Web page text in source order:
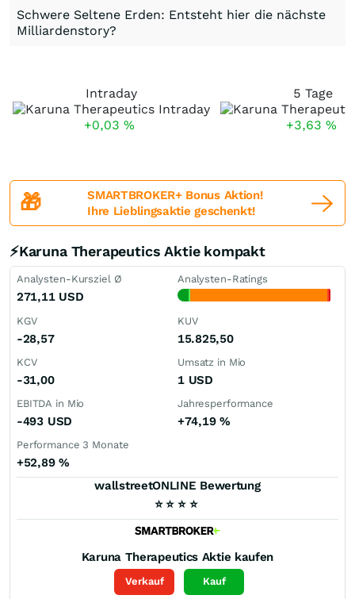
Schwere Seltene Erden: Entsteht hier die nächste
Milliardenstory?
Intraday
+0,03 %
5 Tage
+3,63 %
🎁
SMARTBROKER+ Bonus Aktion!
Ihre Lieblingsaktie geschenkt!
⚡Karuna Therapeutics Aktie kompakt
Analysten-Kursziel Ø
271,11 USD
Analysten-Ratings
KGV
-28,57
KUV
15.825,50
KCV
-31,00
Umsatz in Mio
1 USD
EBITDA in Mio
-493 USD
Jahresperformance
+74,19 %
Performance 3 Monate
+52,89 %
wallstreetONLINE Bewertung
⭐ ⭐ ⭐ ⭐
Karuna Therapeutics Aktie kaufen
Verkauf Kauf